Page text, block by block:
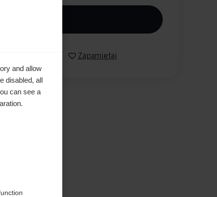
Zapamiętaj
and allow
disabled, all
can see a